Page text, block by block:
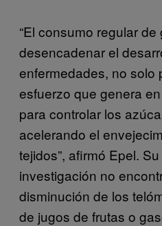
“El consumo regular
desencadenar el
enfermedades, no solo
esfuerzo que genera
para controlar los
acelerando el
tejidos”, afirmó Epel.
investigación no
disminución de los
de jugos de frutas o